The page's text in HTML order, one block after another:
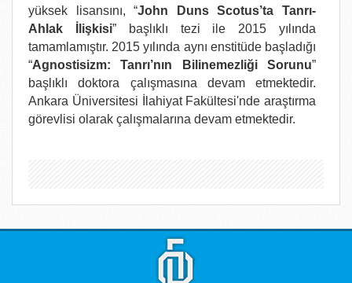
yüksek lisansını, “John Duns Scotus’ta Tanrı-
Ahlak İlişkisi” başlıklı tezi ile 2015 yılında
tamamlamıştır. 2015 yılında aynı enstitüde başladığı
“Agnostisizm: Tanrı’nın Bilinemezliği Sorunu”
başlıklı doktora çalışmasına devam etmektedir.
Ankara Üniversitesi İlahiyat Fakültesi'nde araştırma
görevlisi olarak çalışmalarına devam etmektedir.